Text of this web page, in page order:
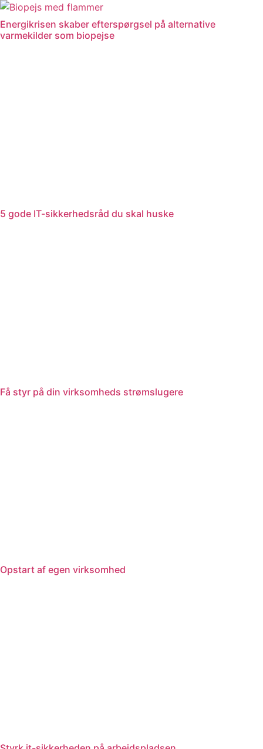
Videre
til
indhold
Energikrisen skaber efterspørgsel på alternative
varmekilder som biopejse
5 gode IT-sikkerhedsråd du skal huske
Få styr på din virksomheds strømslugere
Opstart af egen virksomhed